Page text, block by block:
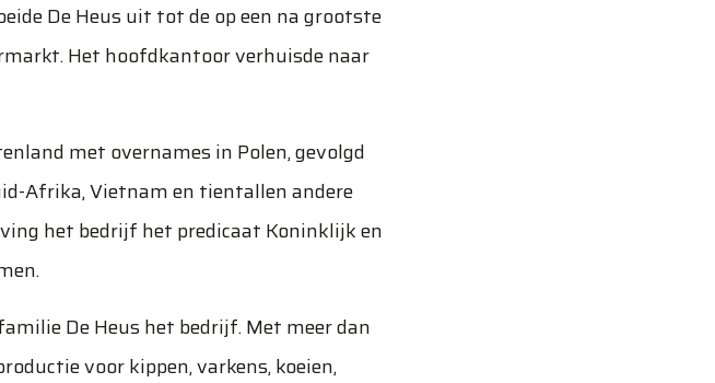
De Heus uit tot de op een na grootste
Het hoofdkantoor verhuisde naar
met overnames in Polen, gevolgd
Afrika, Vietnam en tientallen andere
het bedrijf het predicaat Koninklijk en
De Heus het bedrijf. Met meer dan
voor kippen, varkens, koeien,